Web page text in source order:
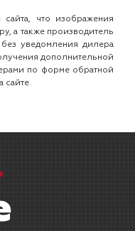
что изображения
а также производитель
уведомления дилера
дополнительной
по форме обратной
сайте.